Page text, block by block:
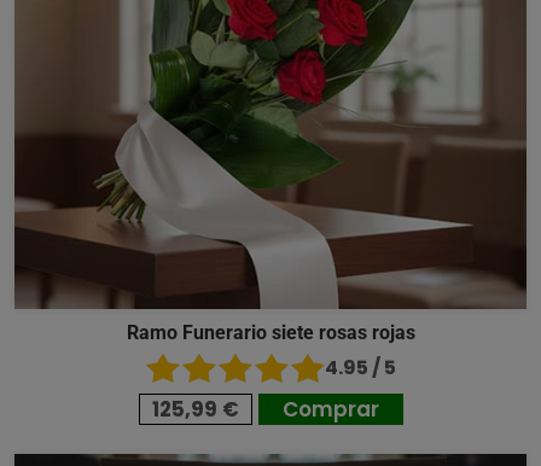
Ramo Funerario siete rosas rojas
4.95 / 5
125,99 € Comprar